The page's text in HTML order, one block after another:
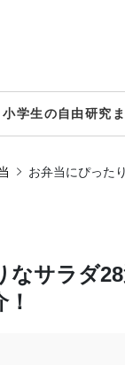
小学生の自由研究
お弁当にぴった
なサラダ